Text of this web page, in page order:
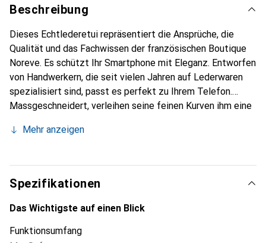
Beschreibung
Dieses Echtlederetui repräsentiert die Ansprüche, die
Qualität und das Fachwissen der französischen Boutique
Noreve. Es schützt Ihr Smartphone mit Eleganz. Entworfen
von Handwerkern, die seit vielen Jahren auf Lederwaren
spezialisiert sind, passt es perfekt zu Ihrem Telefon.
Massgeschneidert, verleihen seine feinen Kurven ihm eine
unverzichtbaren Accessoire Ihres Smartphones.
die Marke Noreve eine sichere Wahl für eine
anspruchsvolle Kundschaft.
Mehr anzeigen
Spezifikationen
Das Wichtigste auf einen Blick
Funktionsumfang